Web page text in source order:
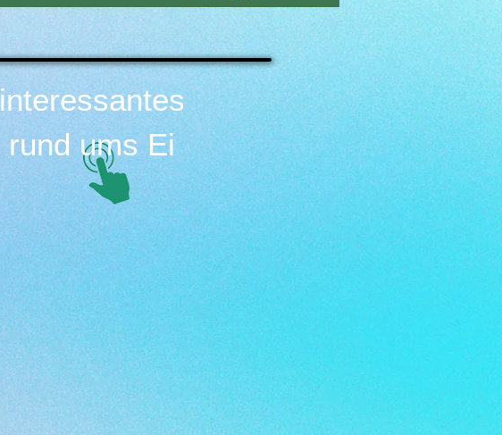
interessantes
rund ums Ei